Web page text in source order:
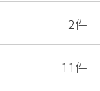
2件
11件